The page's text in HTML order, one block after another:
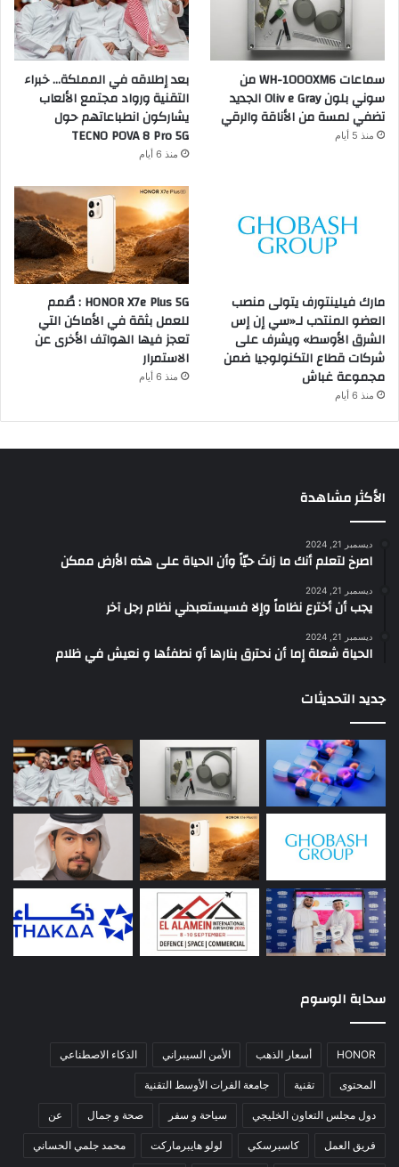
سماعات WH-1000XM6 من
سوني بلون Oliv e Gray الجديد
تضفي لمسة من الأناقة والرقي
منذ 5 أيام
بعد إطلاقه في المملكة… خبراء
التقنية ورواد مجتمع الألعاب
يشاركون انطباعاتهم حول
TECNO POVA 8 Pro 5G
منذ 6 أيام
مارك فيلينتورف يتولى منصب
العضو المنتدب لـ«سي إن إس
الشرق الأوسط» ويشرف على
شركات قطاع التكنولوجيا ضمن
مجموعة غباش
منذ 6 أيام
HONOR X7e Plus 5G : صُمم
للعمل بثقة في الأماكن التي
تعجز فيها الهواتف الأخرى عن
الاستمرار
منذ 6 أيام
الأكثر مشاهدة
ديسمبر 21, 2024
‫اصرخ لتعلم أنك ما زلتَ حيّاً وأن الحياة على هذه الأرض ممكن
ديسمبر 21, 2024
يجب أن أخترع نظاماً وإلا فسيستعبدني نظام رجل آخر
ديسمبر 21, 2024
الحياة شعلة إما أن نحترق بنارها أو نطفئها و نعيش في ظلام
جديد التحديثات
سحابة الوسوم
HONOR أسعار الذهب الأمن السيبراني الذكاء الاصطناعي
المحتوى تقنية جامعة الفرات الأوسط التقنية
دول مجلس التعاون الخليجي سياحة و سفر صحة و جمال عن
فريق العمل كاسبرسكي لولو هايبرماركت محمد جلمي الحساني